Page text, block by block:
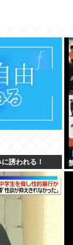
誘われる！